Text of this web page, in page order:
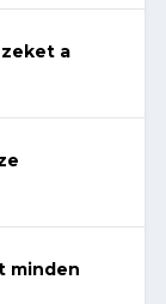
a
minden